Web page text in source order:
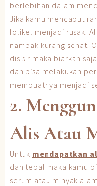
berlebihan dalam
Jika kamu mencabut
folikel menjadi rusak.
nampak kurang sehat.
disisir maka biarkan
dan bisa melakukan
membuatnya menjadi
2.
Alis Atau
Untuk mendapatkan
dan tebal maka kamu
serum atau minyak